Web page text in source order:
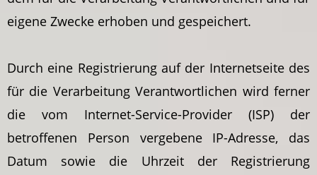
eigene Zwecke erhoben und gespeichert.
Durch eine Registrierung auf der Internetseite des
für die Verarbeitung Verantwortlichen wird ferner
die vom Internet-Service-Provider (ISP) der
betroffenen Person vergebene IP-Adresse, das
Datum sowie die Uhrzeit der Registrierung